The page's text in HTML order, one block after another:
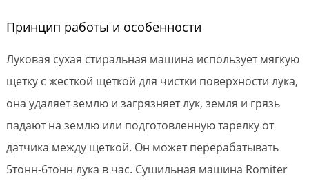
Принцип работы и особенности
Луковая сухая стиральная машина использует мягкую
щетку с жесткой щеткой для чистки поверхности лука,
она удаляет землю и загрязняет лук, земля и грязь
падают на землю или подготовленную тарелку от
датчика между щеткой. Он может перерабатывать
5тонн-6тонн лука в час. Сушильная машина Romiter